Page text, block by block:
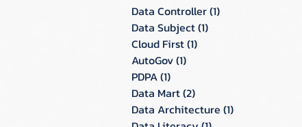
Data Controller(1)
Data Subject(1)
Cloud First(1)
AutoGov(1)
PDPA(1)
Data Mart(2)
Data Architecture (1)